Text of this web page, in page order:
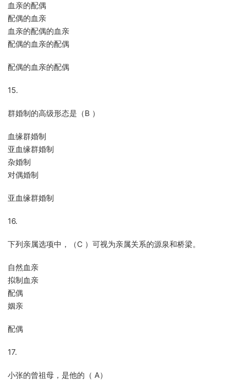
血亲的配偶
配偶的血亲
血亲的配偶的血亲
配偶的血亲的配偶
配偶的血亲的配偶
15.
群婚制的高级形态是（B ）
血缘群婚制
亚血缘群婚制
杂婚制
对偶婚制
亚血缘群婚制
16.
下列亲属选项中，（C ）可视为亲属关系的源泉和桥梁。
自然血亲
拟制血亲
配偶
姻亲
配偶
17.
小张的曾祖母，是他的（ A）